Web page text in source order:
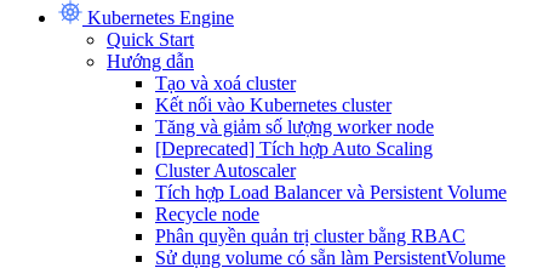
Kubernetes Engine
Quick Start
Hướng dẫn
Tạo và xoá cluster
Kết nối vào Kubernetes cluster
Tăng và giảm số lượng worker node
[Deprecated] Tích hợp Auto Scaling
Cluster Autoscaler
Tích hợp Load Balancer và Persistent Volume
Recycle node
Phân quyền quản trị cluster bằng RBAC
Sử dụng volume có sẵn làm PersistentVolume